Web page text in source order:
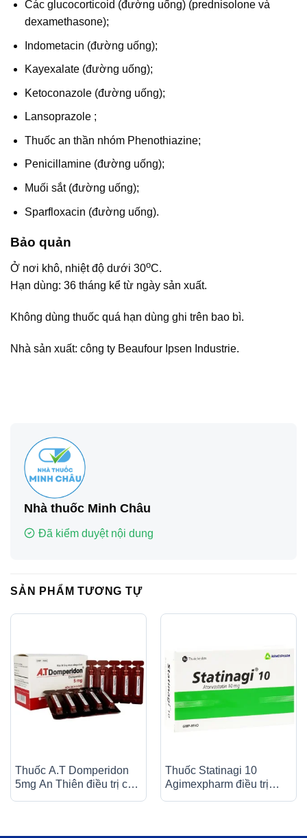
Các glucocorticoid (đường uống) (prednisolone và
dexamethasone);
Indometacin (đường uống);
Kayexalate (đường uống);
Ketoconazole (đường uống);
Lansoprazole ;
Thuốc an thần nhóm Phenothiazine;
Penicillamine (đường uống);
Muối sắt (đường uống);
Sparfloxacin (đường uống).
Bảo quản
Ở nơi khô, nhiệt độ dưới 30oC.
Hạn dùng: 36 tháng kể từ ngày sản xuất.
Không dùng thuốc quá hạn dùng ghi trên bao bì.
Nhà sản xuất: công ty Beaufour Ipsen Industrie.
Nhà thuốc Minh Châu
Đã kiểm duyệt nội dung
SẢN PHẨM TƯƠNG TỰ
Thuốc A.T Domperidon
5mg An Thiên điều trị các
Thuốc Statinagi 10
Agimexpharm điều trị